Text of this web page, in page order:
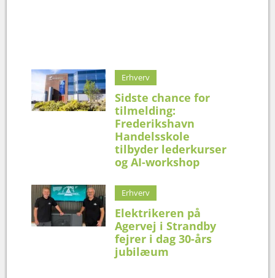
Erhverv
Sidste chance for
tilmelding:
Frederikshavn
Handelsskole
tilbyder lederkurser
og AI-workshop
Erhverv
Elektrikeren på
Agervej i Strandby
fejrer i dag 30-års
jubilæum